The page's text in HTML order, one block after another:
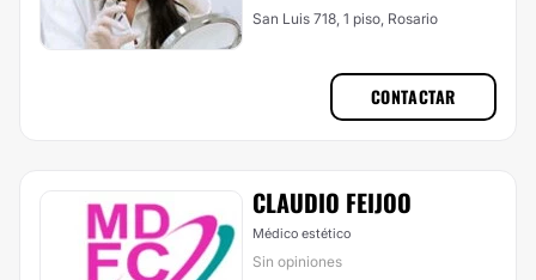
San Luis 718, 1 piso, Rosario
CONTACTAR
CLAUDIO FEIJOO
Médico estético
Sin opiniones